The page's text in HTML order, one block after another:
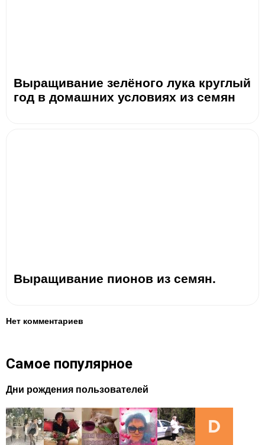
Выращивание зелёного лука круглый
год в домашних условиях из семян
Выращивание пионов из семян.
Нет комментариев
Самое популярное
Дни рождения пользователей